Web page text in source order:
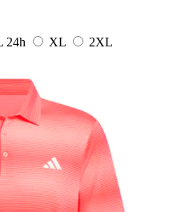
24h XL
2XL